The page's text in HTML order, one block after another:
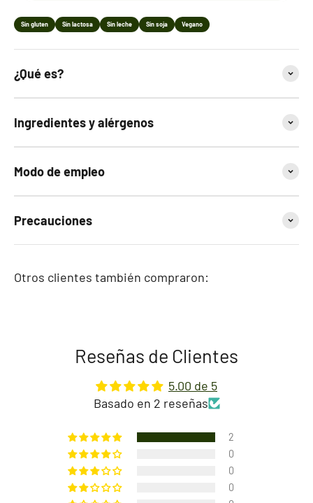
Sin gluten Sin lactosa Sin leche Sin soja Vegano
¿Qué es?
Ingredientes y alérgenos
Modo de empleo
Precauciones
Otros clientes también compraron:
Reseñas de Clientes
5.00 de 5
Basado en 2 reseñas
2
0
0
0